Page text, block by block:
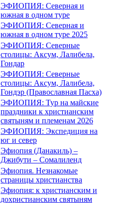
ЭФИОПИЯ: Северная и
южная в одном туре
ЭФИОПИЯ: Северная и
южная в одном туре 2025
ЭФИОПИЯ: Северные
столицы: Аксум, Лалибела,
Гондар
ЭФИОПИЯ: Северные
столицы: Аксум, Лалибела,
Гондэр (Православная Пасха)
ЭФИОПИЯ: Тур на майские
праздники к христианским
святыням и племенам 2026
ЭФИОПИЯ: Экспедиция на
юг и север
Эфиопия (Данакиль) –
Джибути – Cомалиленд
Эфиопия. Незнакомые
страницы христианства
Эфиопия: к христианским и
дохристианским святыням